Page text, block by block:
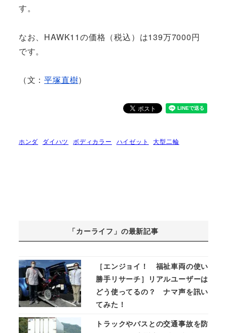
す。
なお、HAWK11の価格（税込）は139万7000円
です。
（文：平塚直樹）
ホンダ ダイハツ ボディカラー ハイゼット 大型二輪
「カーライフ」の最新記事
［エンジョイ！ 福祉車両の使い
勝手リサーチ］リアルユーザーは
どう使ってるの？ ナマ声を訊い
てみた！
トラックやバスとの交通事故を防